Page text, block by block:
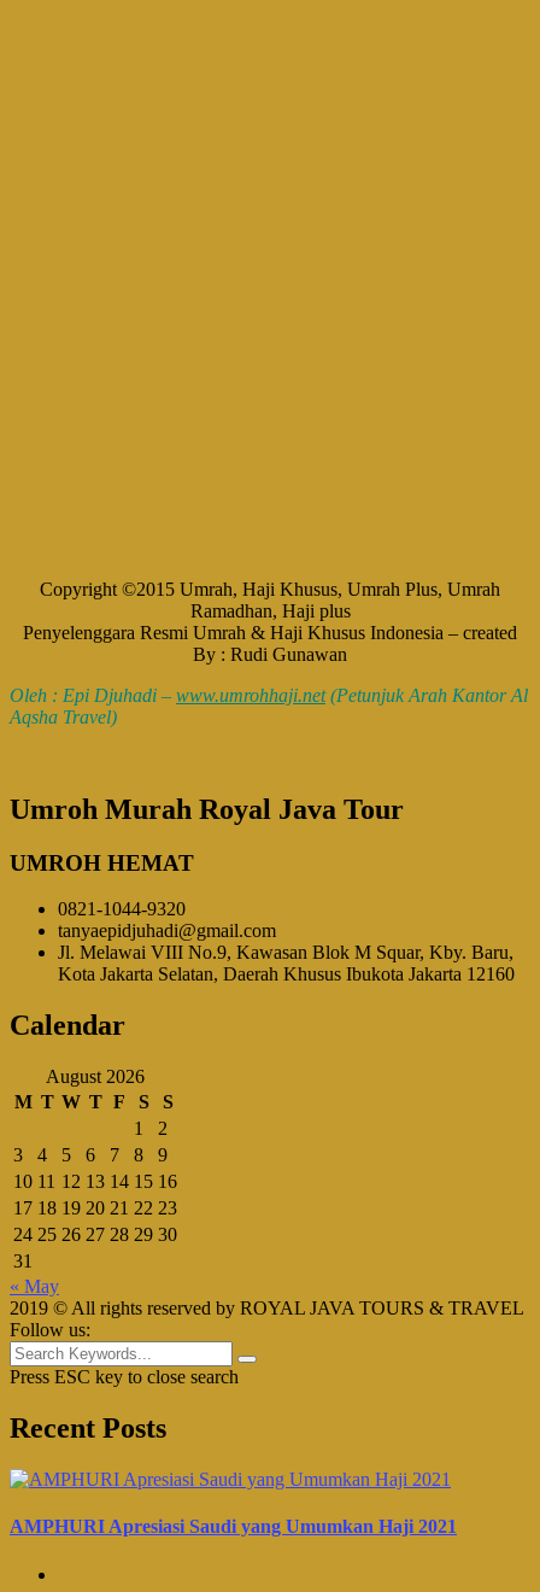
Copyright ©2015 Umrah, Haji Khusus, Umrah Plus, Umrah
Ramadhan, Haji plus
Penyelenggara Resmi Umrah & Haji Khusus Indonesia – created
By : Rudi Gunawan
Oleh : Epi Djuhadi – www.umrohhaji.net(Petunjuk Arah Kantor Al
Aqsha Travel)
Umroh Murah Royal Java Tour
UMROH HEMAT
0821-1044-9320
tanyaepidjuhadi@gmail.com
Jl. Melawai VIII No.9, Kawasan Blok M Squar, Kby. Baru,
Kota Jakarta Selatan, Daerah Khusus Ibukota Jakarta 12160
Calendar
August 2026
M T W T F S
S
1
2
3
4 5 6 7 8
9
10 11 12 13 14 15 16
17 18 19 20 21 22 23
24 25 26 27 28 29 30
31
« May
2019 © All rights reserved by ROYAL JAVA TOURS & TRAVEL
Follow us:
Press ESC key to close search
Recent Posts
AMPHURI Apresiasi Saudi yang Umumkan Haji 2021